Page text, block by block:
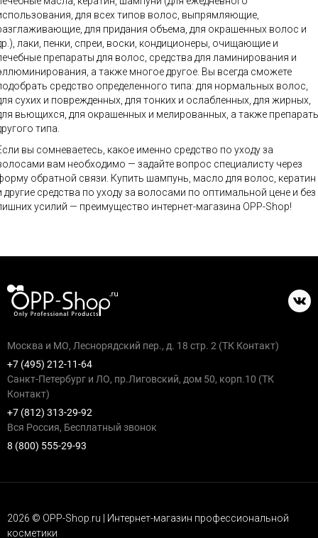
для всех типов волос, выпрямляющие,
для придания объема, для окрашенных волос и
лаки, пенки, спреи, воски, кондиционеры, очищающие и
препараты для волос, средства для ламинирования и
а также многое другое. Вы всегда сможете
средство определенного типа: для нормальных волос,
сухих и поврежденных, для тонких и ослабленных, для жирных,
вьющихся, для окрашенных и мелированных, а также
типа.
вы сомневаетесь, какое именно средство по уходу за
вам необходимо — задайте вопрос специалисту через
обратной связи. Купить шампунь, масло для волос, кератин
другие средства по уходу за волосами по оптимальной цене и без
усилий — преимущество интернет-магазина OPP-Shop!
Москва и МО, Леснорядский пер., д. 18 стр. 2 (ТК Контакт)
+7 (495) 212-11-64
Санкт-Петербург и ЛО, пр.Лиговский, дом 50, корп.10 (ТК
Контакт)
+7 (812) 313-29-92
Вся Россия, Бесплатный звонок
8 (800) 555-29-93
2026 © OPP-Shop.ru | Интернет-магазин профессиональной
косметики